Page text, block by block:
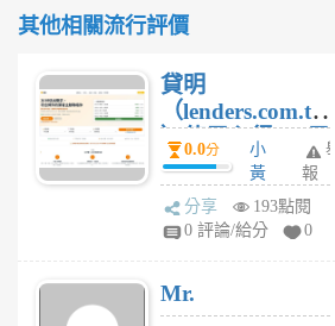
其他相關流行評價
貸明
（lenders.com.tw
）使用心得 — 民
間貸款比較平台
體驗
0.0分
小
黃
蜂
1
舉
報
分享
193點閱
0 評論/給分
0
Mr.